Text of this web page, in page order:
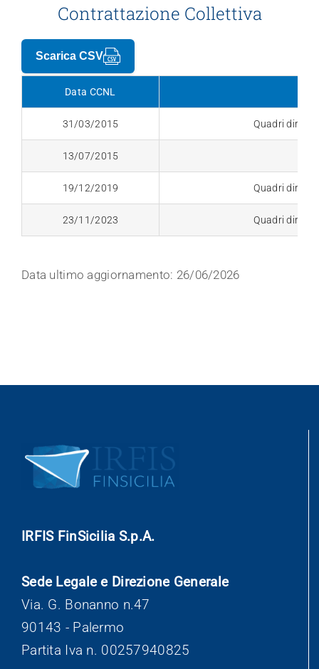
Contrattazione Collettiva
Scarica CSV
Data CCNL
31/03/2015 Quadri
13/07/2015
19/12/2019 Quadri
23/11/2023 Quadri
Data ultimo aggiornamento: 26/06/2026
IRFIS FinSicilia S.p.A.
Sede Legale e Direzione Generale
Via. G. Bonanno n.47
90143 - Palermo
Partita Iva n. 00257940825